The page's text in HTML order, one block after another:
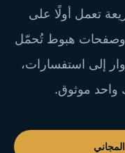
تعمل أولًا على
وصفحات هبوط تُحمّل
إلى استفسارات،
واحد موثوق.